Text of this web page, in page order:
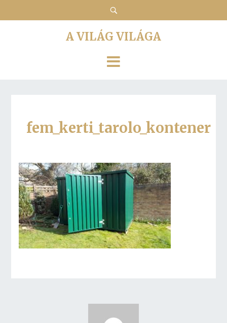
A VILÁG VILÁGA
fem_kerti_tarolo_kontener